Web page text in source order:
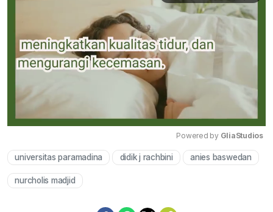
Mute
Powered by GliaStudios
universitas paramadina didik j rachbini anies baswedan
nurcholis madjid